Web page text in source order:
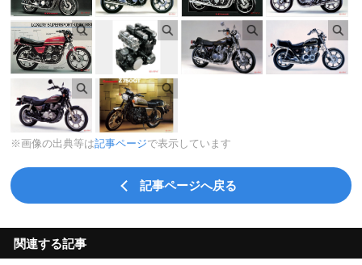
※画像の出典等は記事ページで表示しています
記事ページへ戻る
関連する記事